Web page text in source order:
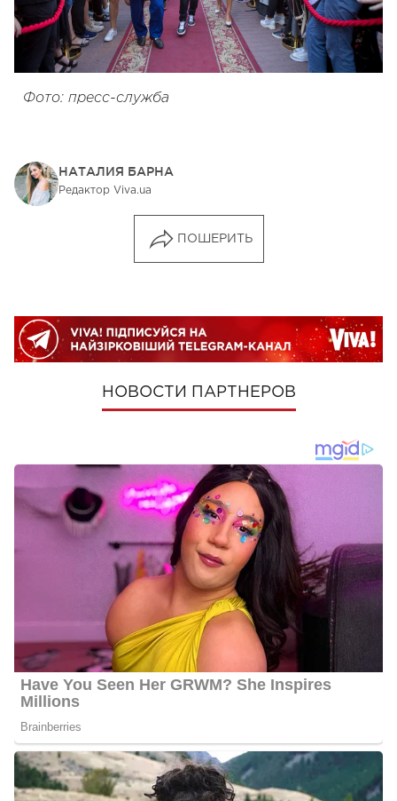
Фото: пресс-служба
НАТАЛИЯ БАРНА
Редактор Viva.ua
ПОШЕРИТЬ
НОВОСТИ ПАРТНЕРОВ